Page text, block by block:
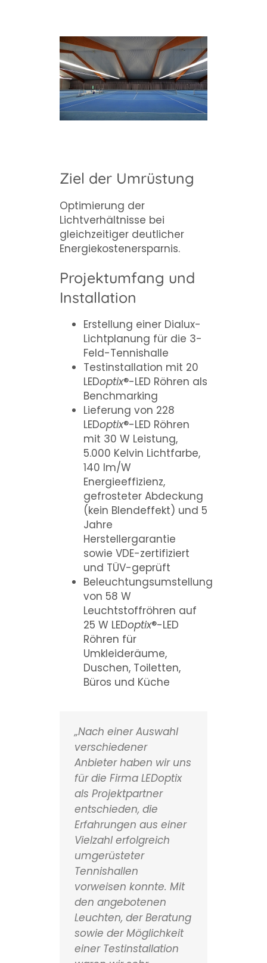
Ziel der Umrüstung
Optimierung der
Lichtverhältnisse bei
gleichzeitiger deutlicher
Energiekostenersparnis.
Projektumfang und
Installation
Erstellung einer Dialux-
Lichtplanung für die 3-
Feld-Tennishalle
Testinstallation mit 20
LEDoptix®-LED Röhren als
Benchmarking
Lieferung von 228
LEDoptix®-LED Röhren
mit 30 W Leistung,
5.000 Kelvin Lichtfarbe,
140 lm/W
Energieeffizienz,
gefrosteter Abdeckung
(kein Blendeffekt) und 5
Jahre
Herstellergarantie
sowie VDE-zertifiziert
und TÜV-geprüft
Beleuchtungsumstellung
von 58 W
Leuchtstoffröhren auf
25 W LEDoptix®-LED
Röhren für
Umkleideräume,
Duschen, Toiletten,
Büros und Küche
„Nach einer Auswahl
verschiedener
Anbieter haben wir uns
für die Firma LEDoptix
als Projektpartner
entschieden, die
Erfahrungen aus einer
Vielzahl erfolgreich
umgerüsteter
Tennishallen
vorweisen konnte. Mit
den angebotenen
Leuchten, der Beratung
sowie der Möglichkeit
einer Testinstallation